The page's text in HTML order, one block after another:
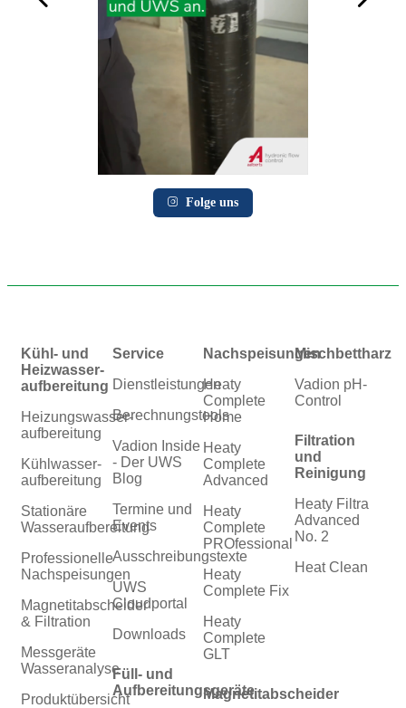
Folge uns
Kühl- und
Heizwasser­
aufbereitung
Heizungswasser­
aufbereitung
Kühlwasser­
aufbereitung
Stationäre
Wasseraufbereitung
Professionelle
Nachspeisungen
Magnetitabscheider
& Filtration
Messgeräte
Wasseranalyse
Produktübersicht
Service
Dienstleistungen
Berechnungstools
Vadion Inside
- Der UWS
Blog
Termine und
Events
Ausschreibungstexte
UWS
Cloudportal
Downloads
Füll- und
Aufbereitungsgeräte
Nachspeisungen
Heaty
Complete
Home
Heaty
Complete
Advanced
Heaty
Complete
PROfessional
Heaty
Complete Fix
Heaty
Complete
GLT
Magnetitabscheider
Mischbettharz
Vadion pH-
Control
Filtration
und
Reinigung
Heaty Filtra
Advanced
No. 2
Heat Clean